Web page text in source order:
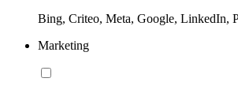
Bing, Criteo, Meta, Google, LinkedIn,
Marketing